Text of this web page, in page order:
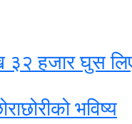
३२ हजार घुस
भविष्य